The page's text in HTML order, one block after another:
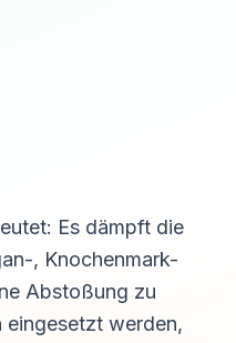
Es dämpft die
, Knochenmark-
Abstoßung zu
eingesetzt werden,